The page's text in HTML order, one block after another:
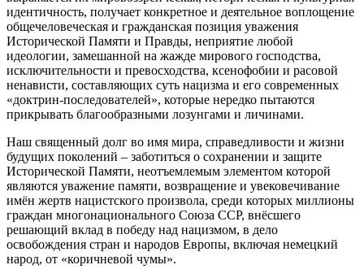
идентичность, получает конкретное и деятельное воплощение
общечеловеческая и гражданская позиция уважения
Исторической Памяти и Правды, неприятие любой
идеологии, замешанной на жажде мирового господства,
исключительности и превосходства, ксенофобии и расовой
ненависти, составляющих суть нацизма и его современных
«доктрин-последователей», которые нередко пытаются
прикрывать благообразными лозунгами и личинами.
Наш священный долг во имя мира, справедливости и жизни
будущих поколений – заботиться о сохранении и защите
Исторической Памяти, неотъемлемым элементом которой
являются уважение памяти, возвращение и увековечивание
имён жертв нацистского произвола, среди которых миллионы
граждан многонационального Союза ССР, внёсшего
решающий вклад в победу над нацизмом, в дело
освобождения стран и народов Европы, включая немецкий
народ, от «коричневой чумы».